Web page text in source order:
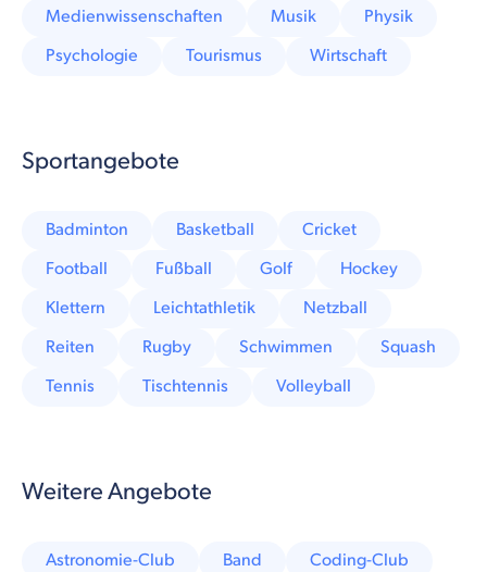
Medienwissenschaften
Musik
Physik
Psychologie
Tourismus Wirtschaft
Sportangebote
Badminton Basketball
Cricket
Football
Fußball Golf
Hockey
Klettern
Leichtathletik
Netzball
Reiten
Rugby Schwimmen
Squash
Tennis
Tischtennis Volleyball
Weitere Angebote
Astronomie-Club Band
Coding-Club